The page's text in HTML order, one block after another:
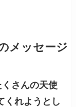
メッセージ
さんの天使
くれようとし